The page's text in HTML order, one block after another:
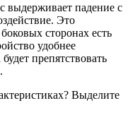
выдерживает падение с
Это
сторонах есть
удобнее
препятствовать
Выделите